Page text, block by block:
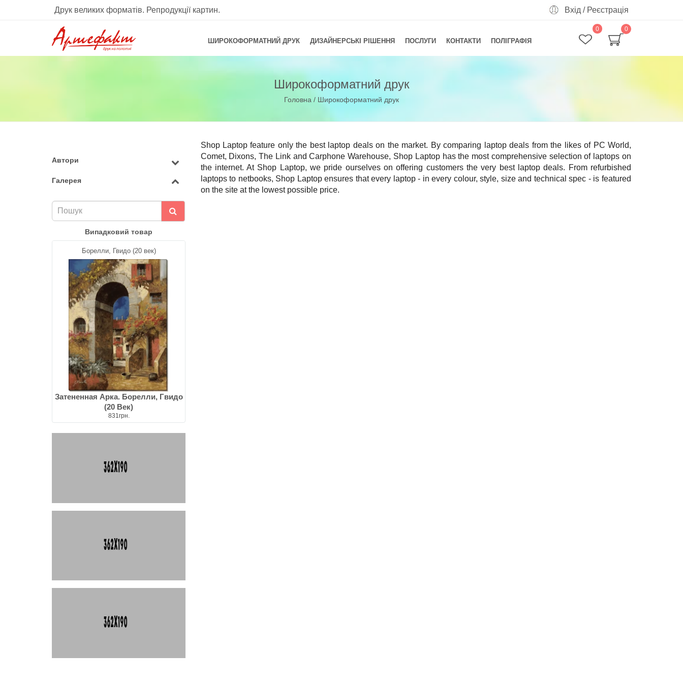
Друк великих форматів. Репродукції картин. Вхід / Реєстрація
ПОСЛУГИ КОНТАКТИ ПОЛІГРАФІЯ
ШИРОКОФОРМАТНИЙ ДРУК ДИЗАЙНЕРСЬКІ РІШЕННЯ
0 0
Широкоформатний друк
Головна / Широкоформатний друк
Автори
Галерея
Випадковий товар
Борелли, Гвидо (20 век)
Затененная Арка. Борелли, Гвидо
(20 Век)
831грн.
Shop Laptop feature only the best laptop deals on the market. By comparing laptop deals from the likes of PC World,
Comet, Dixons, The Link and Carphone Warehouse, Shop Laptop has the most comprehensive selection of laptops on
the internet. At Shop Laptop, we pride ourselves on offering customers the very best laptop deals. From refurbished
laptops to netbooks, Shop Laptop ensures that every laptop - in every colour, style, size and technical spec - is featured
on the site at the lowest possible price.